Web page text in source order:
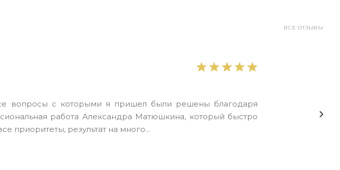
ВСЕ ОТЗЫВЫ
вопросы с которыми я пришел были решены благодаря
работа Александра Матюшкина, который быстро
приоритеты, результат на много...